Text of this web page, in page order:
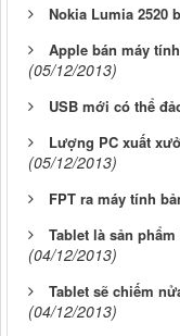
Nokia Lumia 2520
Apple bán máy
(05/12/2013)
USB mới có thể
Lượng PC xuất
(05/12/2013)
FPT ra máy tính
Tablet là sản
(04/12/2013)
Tablet sẽ chiếm
(04/12/2013)